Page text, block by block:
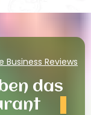
Business Reviews
das